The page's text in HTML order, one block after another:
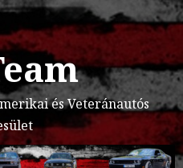
és Veteránautós